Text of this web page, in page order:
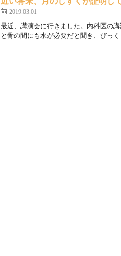
2019.03.01
最近、講演会に行きました。内科医の
と骨の間にも水が必要だと聞き、びっ